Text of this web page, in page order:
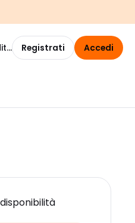
Registrati Accedi